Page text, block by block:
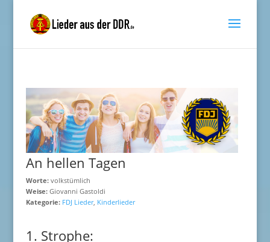
An hellen Tagen
Worte:volkstümlich
Weise:Giovanni Gastoldi
Kategorie: FDJ Lieder, Kinderlieder
1. Strophe: